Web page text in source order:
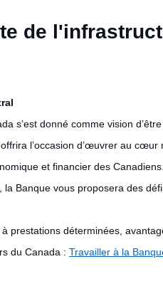
de
s’est donné comme vision
l’occasion d’œuvrer au cœur
et financier des
la Banque vous proposera des
prestations déterminées,
du Canada : Travailler à la